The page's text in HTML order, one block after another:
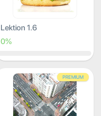
Lektion 1.6
0%
PREMIUM